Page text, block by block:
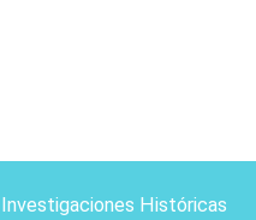
Históricas